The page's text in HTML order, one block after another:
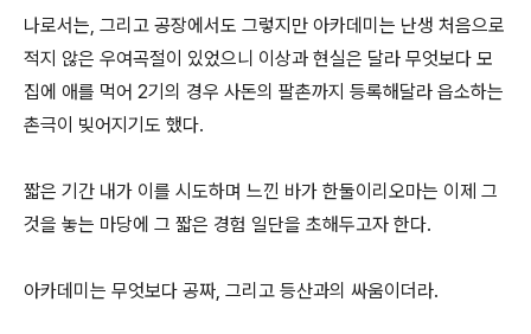
나로서는, 그리고 공장에서도 그렇지만 아카데미는 난생 처음으로
적지 않은 우여곡절이 있었으니 이상과 현실은 달라 무엇보다 모
집에 애를 먹어 2기의 경우 사돈의 팔촌까지 등록해달라 읍소하는
촌극이 빚어지기도 했다.
짧은 기간 내가 이를 시도하며 느낀 바가 한둘이리오마는 이제 그
것을 놓는 마당에 그 짧은 경험 일단을 초해두고자 한다.
아카데미는 무엇보다 공짜, 그리고 등산과의 싸움이더라.